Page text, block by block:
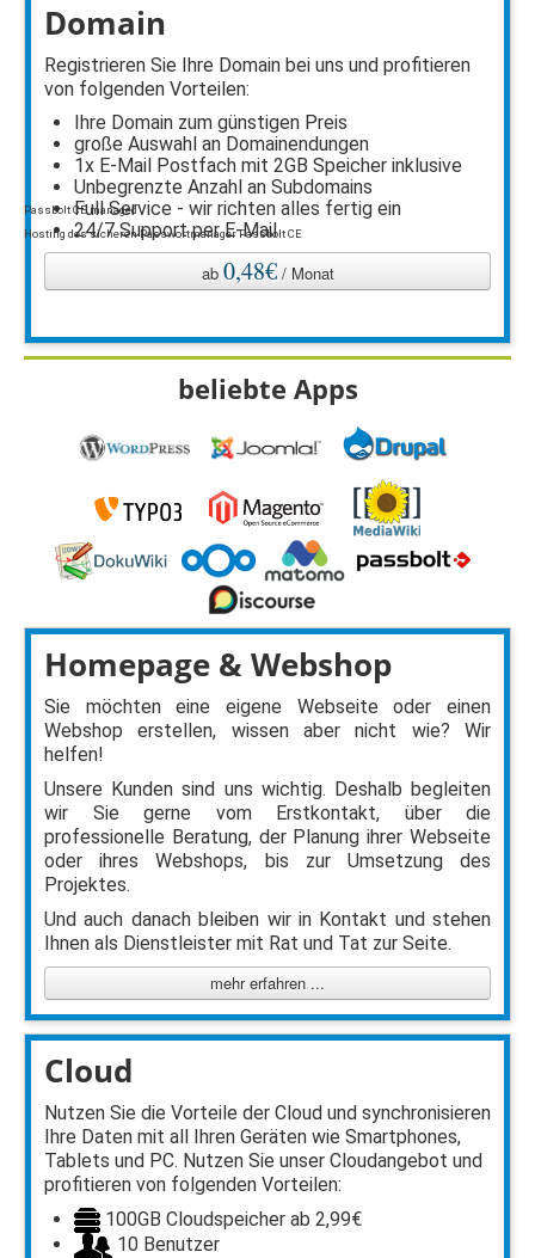
Passbolt CE managed
Hosting des sicheren Passwortmanager Passbolt CE
Domain
Registrieren Sie Ihre Domain bei uns und profitieren
von folgenden Vorteilen:
Ihre Domain zum günstigen Preis
große Auswahl an Domainendungen
1x E-Mail Postfach mit 2GB Speicher inklusive
Unbegrenzte Anzahl an Subdomains
Full Service - wir richten alles fertig ein
24/7 Support per E-Mail
ab 0,48€/ Monat
beliebte Apps
Homepage & Webshop
Sie möchten eine eigene Webseite oder einen
Webshop erstellen, wissen aber nicht wie? Wir
helfen!
Unsere Kunden sind uns wichtig. Deshalb begleiten
wir Sie gerne vom Erstkontakt, über die
professionelle Beratung, der Planung ihrer Webseite
oder ihres Webshops, bis zur Umsetzung des
Projektes.
Und auch danach bleiben wir in Kontakt und stehen
Ihnen als Dienstleister mit Rat und Tat zur Seite.
mehr erfahren ...
Cloud
Nutzen Sie die Vorteile der Cloud und synchronisieren
Ihre Daten mit all Ihren Geräten wie Smartphones,
Tablets und PC. Nutzen Sie unser Cloudangebot und
profitieren von folgenden Vorteilen:
100GB Cloudspeicher ab 2,99€
10 Benutzer